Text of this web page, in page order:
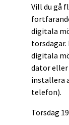
Vill du gå
digitala
torsdagar.
digitala
dator eller
installera
telefon).
Torsdag